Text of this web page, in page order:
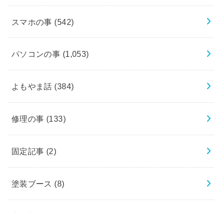
スマホの事 (542)
パソコンの事 (1,053)
よもやま話 (384)
修理の事 (133)
固定記事 (2)
塗装ブース (8)